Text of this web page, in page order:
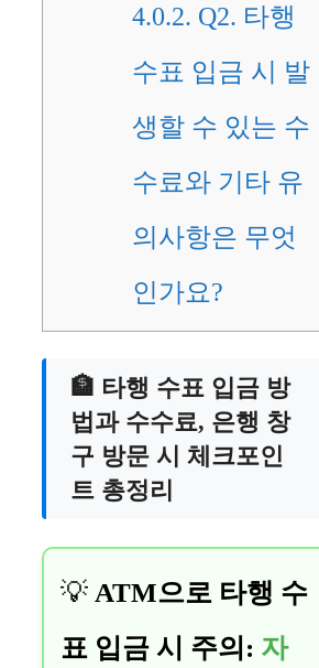
4.0.2. Q2. 타행
수표 입금 시 발
생할 수 있는 수
수료와 기타 유
의사항은 무엇
인가요?
🏦 타행 수표 입금 방
법과 수수료, 은행 창
구 방문 시 체크포인
트 총정리
💡 ATM으로 타행 수
표 입금 시 주의: 자